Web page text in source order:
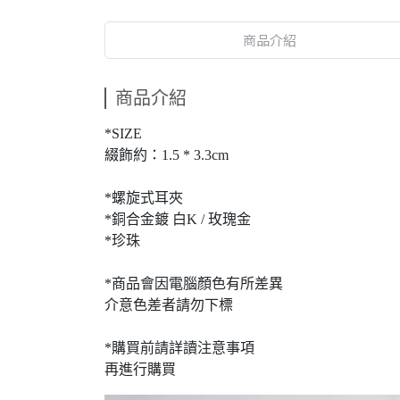
商品介紹
商品介紹
*SIZE
綴飾約：1.5 * 3.3cm
*螺旋式耳夾
*銅合金鍍 白K / 玫瑰金
*珍珠
*商品會因電腦顏色有所差異
介意色差者請勿下標
*購買前請詳讀注意事項
再進行購買